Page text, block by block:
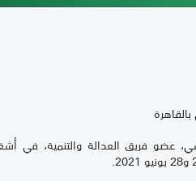
عضو فريق العدالة والتنمية، في